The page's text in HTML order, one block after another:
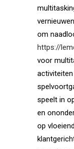
om
https://
voor
speelt in
en
op